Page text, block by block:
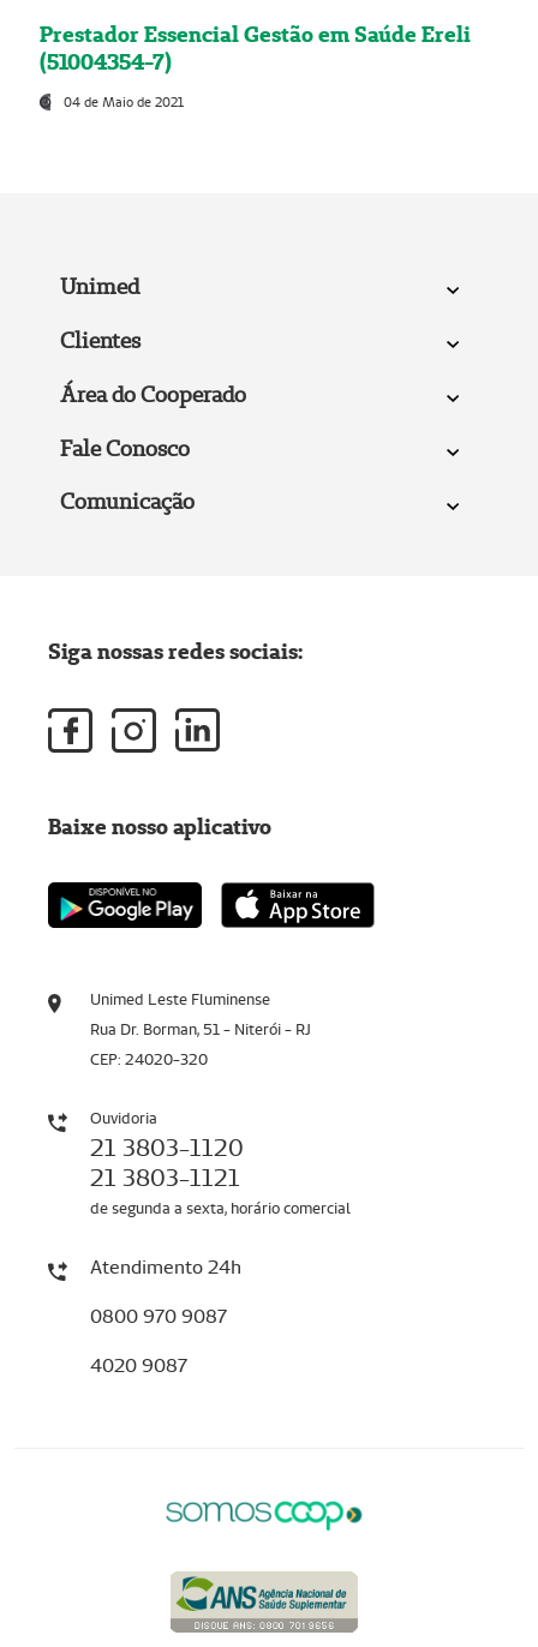
Prestador Essencial Gestão em Saúde Ereli
(51004354-7)
04 de Maio de 2021
Unimed
Clientes
Área do Cooperado
Fale Conosco
Comunicação
Unimed Leste Fluminense
Rua Dr. Borman, 51 - Niterói - RJ
CEP: 24020-320
Ouvidoria
21 3803-1120
21 3803-1121
de segunda a sexta, horário comercial
Atendimento 24h
0800 970 9087
4020 9087
Siga nossas redes sociais:
Baixe nosso aplicativo